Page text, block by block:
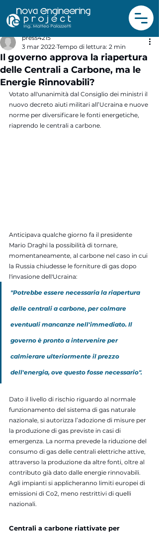
Il governo approva la riapertura
delle Centrali a Carbone, ma le
Energie Rinnovabili?
press4215
3 mar 2022 Tempo di lettura: 2 min
Votato all'unanimità dal Consiglio dei ministri il
nuovo decreto aiuti militari all’Ucraina e nuove
norme per diversificare le fonti energetiche,
riaprendo le centrali a carbone.
Anticipava qualche giorno fa il presidente
Mario Draghi la possibilità di tornare,
momentaneamente, al carbone nel caso in cui
la Russia chiudesse le forniture di gas dopo
l'invasione dell'Ucraina:
"Potrebbe essere necessaria la riapertura
delle centrali a carbone, per colmare
eventuali mancanze nell'immediato. Il
governo è pronto a intervenire per
calmierare ulteriormente il prezzo
dell'energia, ove questo fosse necessario".
Dato il livello di rischio riguardo al normale
funzionamento del sistema di gas naturale
nazionale, si autorizza l’adozione di misure per
la produzione di gas previste in casi di
emergenza. La norma prevede la riduzione del
consumo di gas delle centrali elettriche attive,
attraverso la produzione da altre fonti, oltre al
contributo già dato dalle energie rinnovabili.
Agli impianti si applicheranno limiti europei di
emissioni di Co2, meno restrittivi di quelli
nazionali.
Centrali a carbone riattivate per